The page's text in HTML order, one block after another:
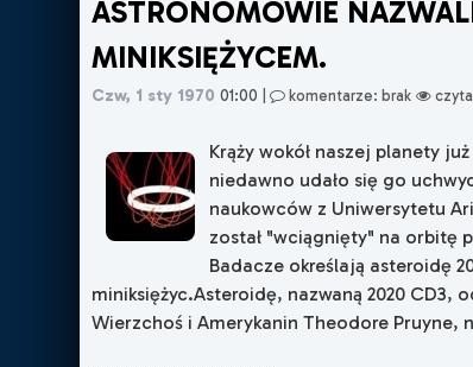
ASTRONOMOWIE
MINIKSIĘŻYCEM.
Czw, 1 sty 1970 01:00 | komentarze: brak
Krąży wokół naszej planety
niedawno udało się go
naukowców z Uniwersytetu
został "wciągnięty" na orbitę
Badacze określają asteroidę
miniksiężyc.Asteroidę, nazwaną 2020 CD3,
Wierzchoś i Amerykanin Theodore Pruyne,